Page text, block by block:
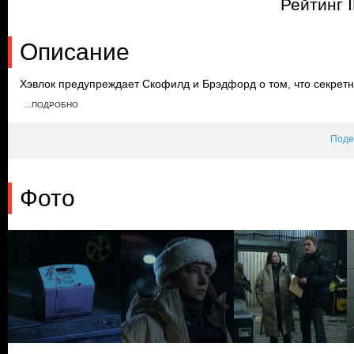
Рейтинг
Описание
Хэвлок предупреждает Скофилд и Брэдфорд о том, что
случае его гибели. Начальник Брэдфорд дает ей два дня на
…ПОДРОБНО
Фото